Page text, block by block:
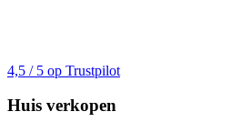
4,5 / 5 op Trustpilot
Huis verkopen